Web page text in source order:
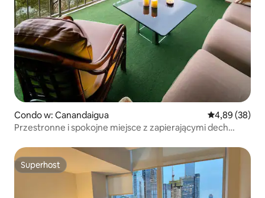
Condo w: Canandaigua Średnia
4,89 (38)
Przestronne i spokojne miejsce z zapierającymi dech
Superhost
Superhost